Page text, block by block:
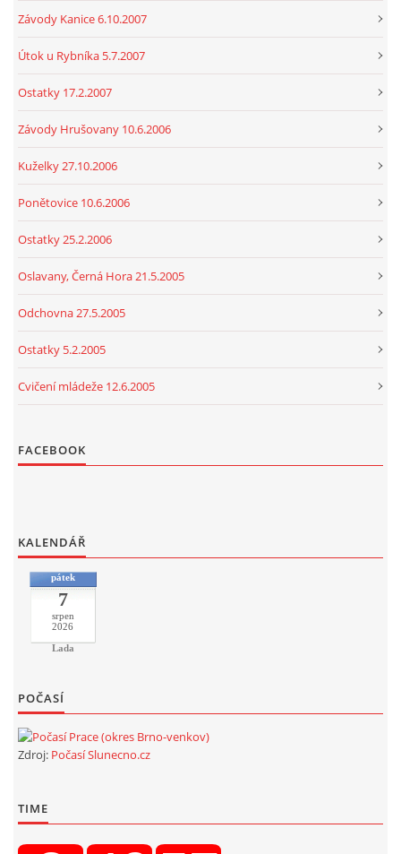
Závody Kanice 6.10.2007
Útok u Rybníka 5.7.2007
Ostatky 17.2.2007
Závody Hrušovany 10.6.2006
Kuželky 27.10.2006
Ponětovice 10.6.2006
Ostatky 25.2.2006
Oslavany, Černá Hora 21.5.2005
Odchovna 27.5.2005
Ostatky 5.2.2005
Cvičení mládeže 12.6.2005
FACEBOOK
KALENDÁŘ
pátek
7
srpen
2026
Lada
POČASÍ
Zdroj: Počasí Slunecno.cz
TIME